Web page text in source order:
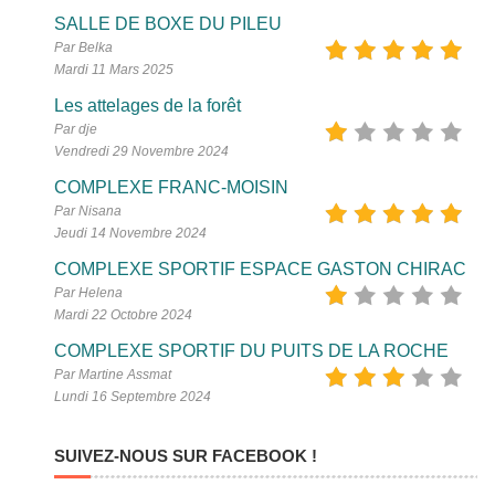
SALLE DE BOXE DU PILEU
Par Belka
Mardi 11 Mars 2025
Les attelages de la forêt
Par dje
Vendredi 29 Novembre 2024
COMPLEXE FRANC-MOISIN
Par Nisana
Jeudi 14 Novembre 2024
COMPLEXE SPORTIF ESPACE GASTON CHIRAC
Par Helena
Mardi 22 Octobre 2024
COMPLEXE SPORTIF DU PUITS DE LA ROCHE
Par Martine Assmat
Lundi 16 Septembre 2024
SUIVEZ-NOUS SUR FACEBOOK !